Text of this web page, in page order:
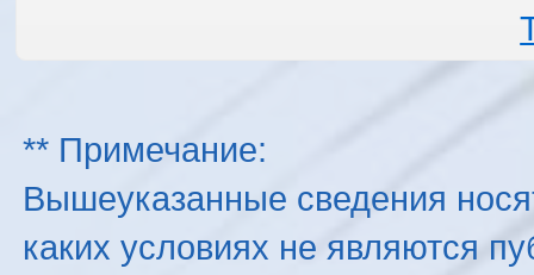
** Примечание:
Вышеуказанные сведения
каких условиях не являются